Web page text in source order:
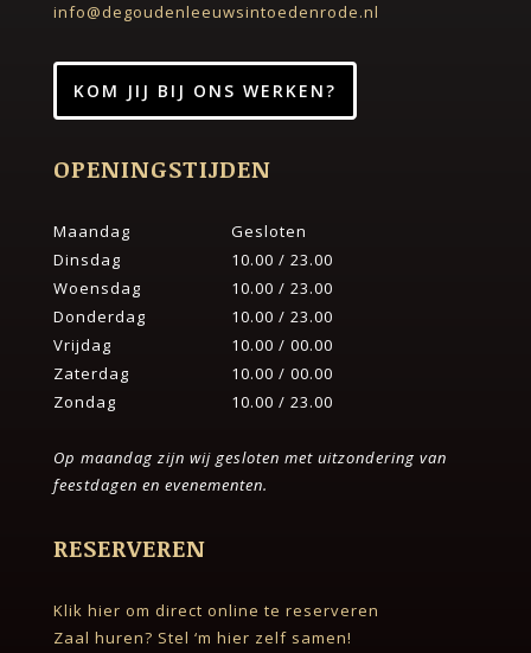
info@degoudenleeuwsintoedenrode.nl
KOM JIJ BIJ ONS WERKEN?
OPENINGSTIJDEN
Maandag
Gesloten
Dinsdag
10.00 / 23.00
Woensdag
10.00 / 23.00
Donderdag
10.00 / 23.00
Vrijdag
10.00 / 00.00
Zaterdag
10.00 / 00.00
Zondag
10.00 / 23.00
Op maandag zijn wij gesloten met uitzondering van
feestdagen en evenementen.
RESERVEREN
Klik hier om direct online te reserveren
Zaal huren? Stel ‘m hier zelf samen!